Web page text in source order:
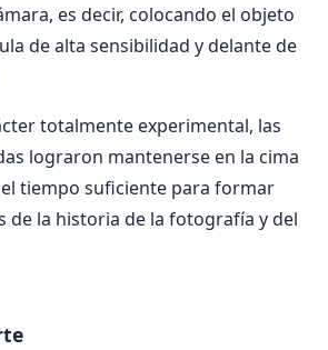
es decir, colocando el objeto
de alta sensibilidad y delante de
totalmente experimental, las
lograron mantenerse en la cima
tiempo suficiente para formar
de la historia de la fotografía y del